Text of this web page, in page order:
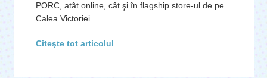
PORC, atât online, cât şi în flagship store-ul de pe
Calea Victoriei.
Citeşte tot articolul